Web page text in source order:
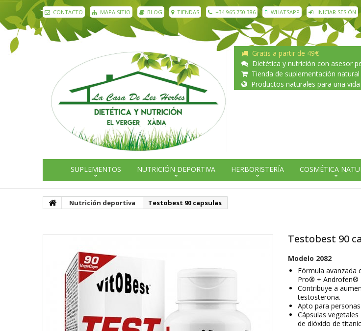
CONTACTO MAPA SITIO BLOG TIENDAS +34 965 750 386 WHATSAPP INICIAR SESIÓN
Gratis a partir de 49€
Dietética y nutrición con asesor
Tienda de suplementación
Productos naturales para una
SUPLEMENTOS NUTRICIÓN DEPORTIVA HERBORISTERÍA COSMÉTICA
Nutrición deportiva Testobest 90 capsulas
Testobest 90
Modelo 2082
Fórmula avanzada
Pro® + Androfen®
Contribuye a
testosterona.
Apto para
Cápsulas
de dióxido de